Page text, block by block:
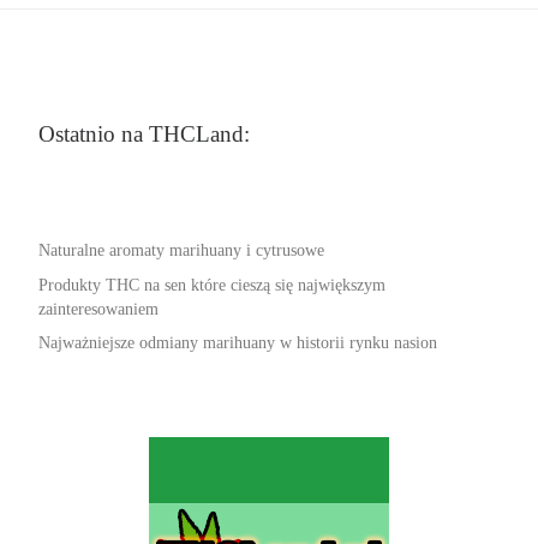
Ostatnio na THCLand:
Naturalne aromaty marihuany i cytrusowe
Produkty THC na sen które cieszą się największym
zainteresowaniem
Najważniejsze odmiany marihuany w historii rynku nasion